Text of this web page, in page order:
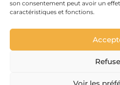
son consentement peut avoir un
caractéristiques et fonctions.
Voir les
VIE
PLAN DU